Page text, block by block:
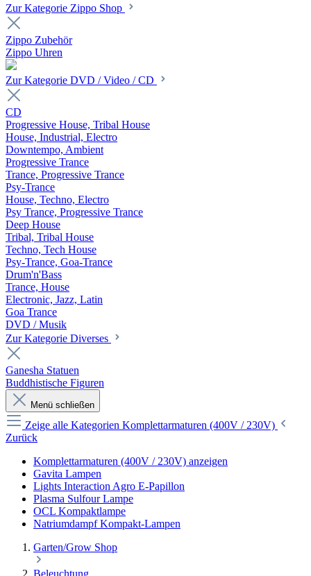
Zur Kategorie Zippo Shop
Zippo Zubehör
Zippo Uhren
Zur Kategorie DVD / Video / CD
CD
Progressive House, Tribal House
House, Industrial, Electro
Downtempo, Ambient
Progressive Trance
Trance, Progressive Trance
Psy-Trance
House, Techno, Electro
Psy Trance, Progressive Trance
Deep House
Tribal, Tribal House
Techno, Tech House
Psy-Trance, Goa-Trance
Drum'n'Bass
Trance, House
Electronic, Jazz, Latin
Goa Trance
DVD / Musik
Zur Kategorie Diverses
Ganesha Statuen
Buddhistische Figuren
Menü schließen
Zeige alle Kategorien Komplettarmaturen (400V / 230V)
Zurück
Komplettarmaturen (400V / 230V) anzeigen
Gavita Lampen
Lights Interaction Agro E-Papillon
Plasma Sulfour Lampe
OCL Kompaktlampe
Natriumdampf Kompakt-Lampen
Garten/Grow Shop
Beleuchtung